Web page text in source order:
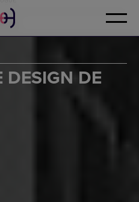
DESIGN DE